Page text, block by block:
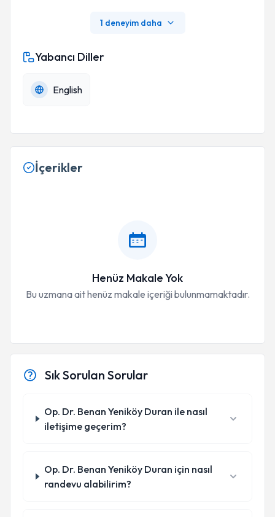
1 deneyim daha
Yabancı Diller
English
İçerikler
Henüz Makale Yok
Bu uzmana ait henüz makale içeriği bulunmamaktadır.
Sık Sorulan Sorular
Op. Dr. Benan Yeniköy Duran ile nasıl
iletişime geçerim?
Op. Dr. Benan Yeniköy Duran için nasıl
randevu alabilirim?